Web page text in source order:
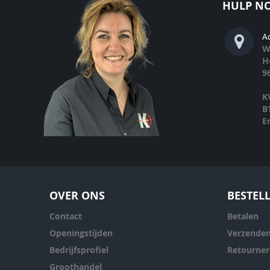
HULP
OVER ONS
Contact
Openingstijden
Bedrijfsprofiel
Groothandel
Betalen